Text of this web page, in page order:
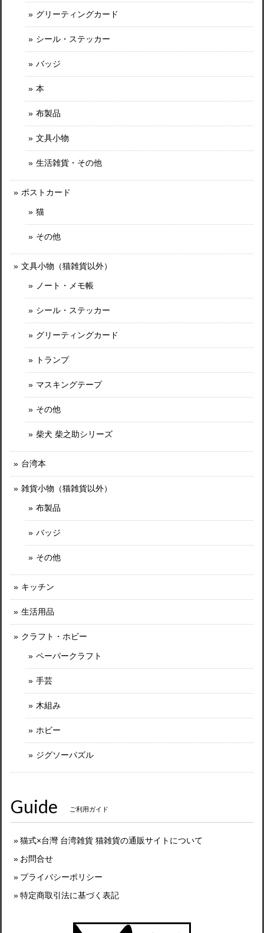
グリーティングカード
シール・ステッカー
バッジ
本
布製品
文具小物
生活雑貨・その他
ポストカード
猫
その他
文具小物（猫雑貨以外）
ノート・メモ帳
シール・ステッカー
グリーティングカード
トランプ
マスキングテープ
その他
柴犬 柴之助シリーズ
台湾本
雑貨小物（猫雑貨以外）
布製品
バッジ
その他
キッチン
生活用品
クラフト・ホビー
ペーパークラフト
手芸
木組み
ホビー
ジグソーパズル
Guide ご利用ガイド
猫式×台灣 台湾雑貨 猫雑貨の通販サイトについて
お問合せ
プライバシーポリシー
特定商取引法に基づく表記